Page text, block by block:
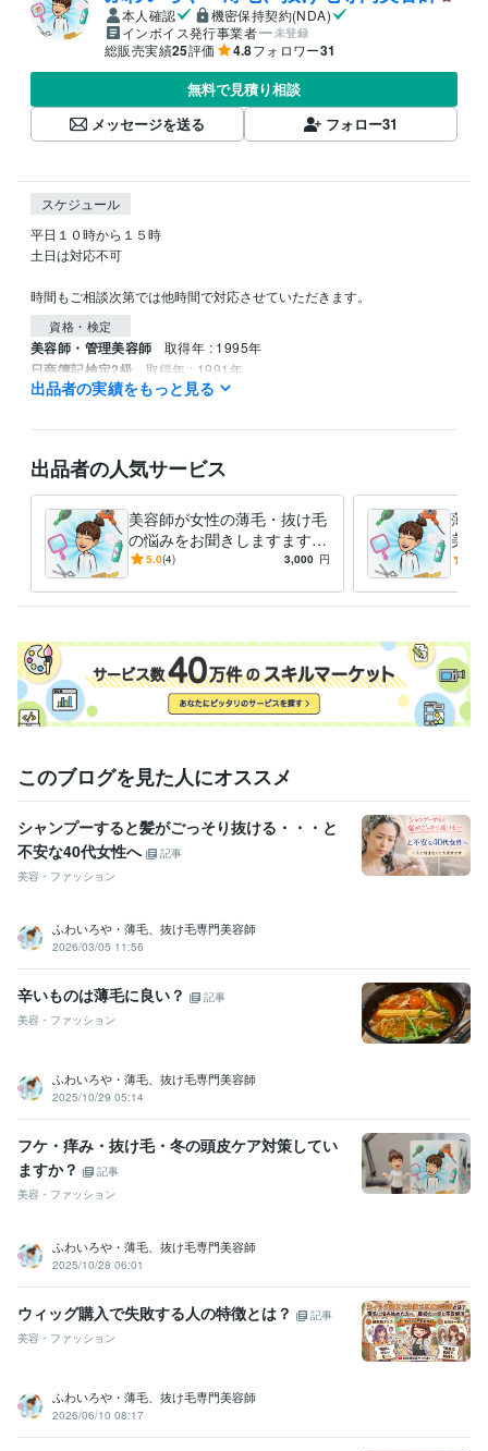
本人確認
機密保持契約(NDA)
インボイス発行事業者
未登録
総販売実績25評価 4.8フォロワー31
無料で見積り相談
メッセージを送る
フォロー31
スケジュール
平日１０時から１５時
土日は対応不可
時間もご相談次第では他時間で対応させていただきます。
資格・検定
美容師・管理美容師 取得年 : 1995年
日商簿記検定2級 取得年 : 1991年
住まい・美容・生活相談 髪の毛の悩み
悩み相談・カウンセリング 女性の悩み、男性の悩み、話し相手
出品者の実績をもっと見る
出品者の人気サービス
美容師が女性の薄毛・抜け毛
の悩みをお聞きしますます
分け目・つむじ・抜け毛・人
5.0(4) 3,000 円
薄毛
美容
現役
このブログを見た人にオススメ
シャンプーすると髪がごっそり抜ける・・・と
不安な40代女性へ
記事
美容・ファッション
ふわいろや・薄毛、抜け毛専門美容師
2026/03/05 11:56
辛いものは薄毛に良い？
記事
美容・ファッション
ふわいろや・薄毛、抜け毛専門美容師
2025/10/29 05:14
フケ・痒み・抜け毛・冬の頭皮ケア対策してい
ますか？
記事
美容・ファッション
ふわいろや・薄毛、抜け毛専門美容師
2025/10/28 06:01
ウィッグ購入で失敗する人の特徴とは？
記事
美容・ファッション
ふわいろや・薄毛、抜け毛専門美容師
2026/06/10 08:17